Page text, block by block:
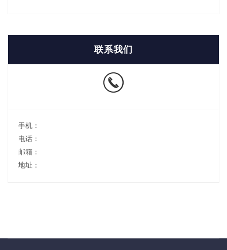
联系我们
手机：
电话：
邮箱：
地址：